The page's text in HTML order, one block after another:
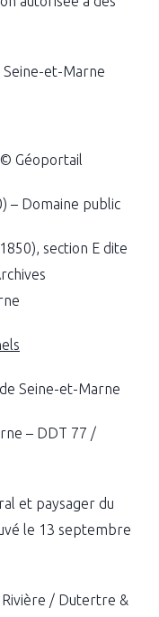
et-Marne
© Géoportail
– Domaine public
section E dite
Seine-et-Marne
– DDT 77 /
et paysager du
le 13 septembre
/ Dutertre &